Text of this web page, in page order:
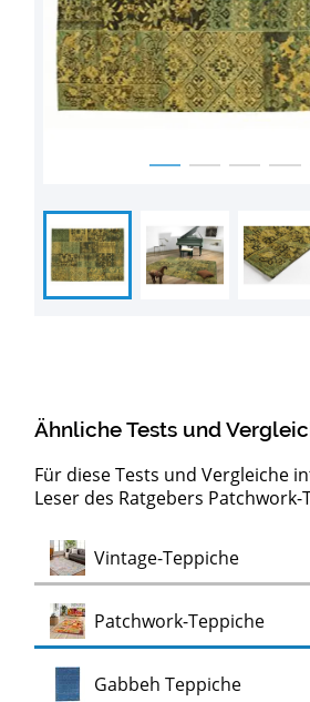
Ähnliche Tests und
Für diese Tests und Vergleiche
Leser des Ratgebers Patchwork-
Vintage-TeppicheTest
Patchwork-TeppicheTest
Gabbeh TeppicheTest